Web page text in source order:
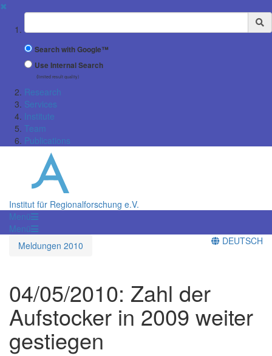
✖
Suchbegriff
Search with Google™
Use Internal Search
(limited result quality)
Research
Services
Institute
Team
Publications
Institut für Regionalforschung e.V.
Menü
Menü
Meldungen 2010
DEUTSCH
04/05/2010: Zahl der
Aufstocker in 2009 weiter
gestiegen